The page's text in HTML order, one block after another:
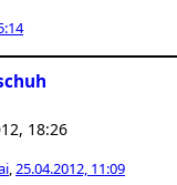
18:26
,25.04.2012, 11:09